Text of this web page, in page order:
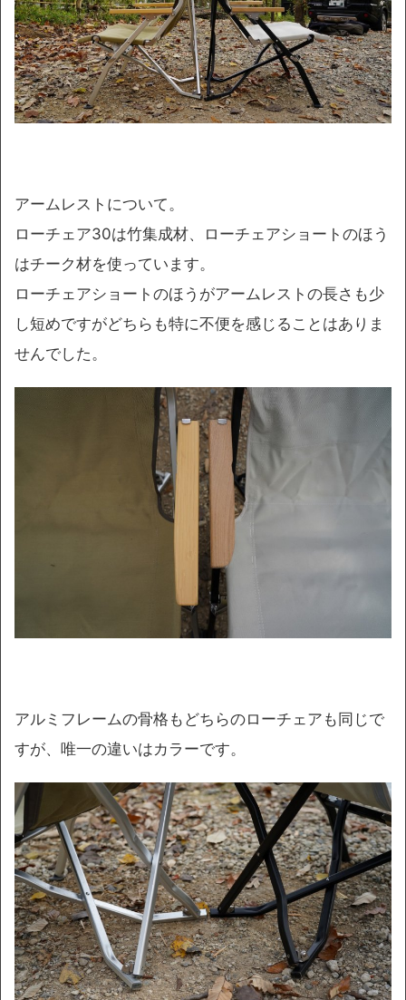
アームレストについて。
ローチェア30は竹集成材、ローチェアショートのほう
はチーク材を使っています。
ローチェアショートのほうがアームレストの長さも少
し短めですがどちらも特に不便を感じることはありま
せんでした。
アルミフレームの骨格もどちらのローチェアも同じで
すが、唯一の違いはカラーです。